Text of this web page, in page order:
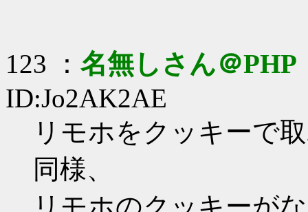
123 ： 名無しさん＠PHP
ID:Jo2AK2AE
リモホをクッキーで
同様、